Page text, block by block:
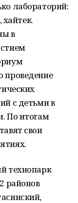
лабораторий:
хайтек.
в
проведение
с детьми в
По итогам
свои
технопарк
районов